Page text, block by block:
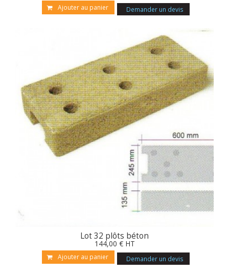
Ajouter au panier Demander un devis
Lot 32 plôts béton
144,00 €HT
Ajouter au panier Demander un devis